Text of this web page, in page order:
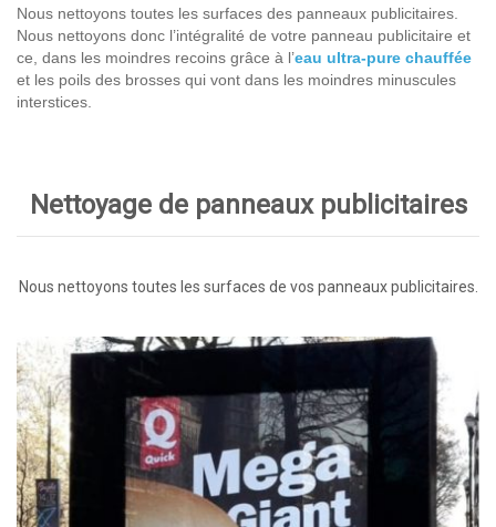
Nous nettoyons toutes les surfaces des panneaux publicitaires.
Nous nettoyons donc l’intégralité de votre panneau publicitaire et
ce, dans les moindres recoins grâce à l’eau ultra-pure chauffée
et les poils des brosses qui vont dans les moindres minuscules
interstices.
Nettoyage de panneaux publicitaires
Nous nettoyons toutes les surfaces de vos panneaux publicitaires.